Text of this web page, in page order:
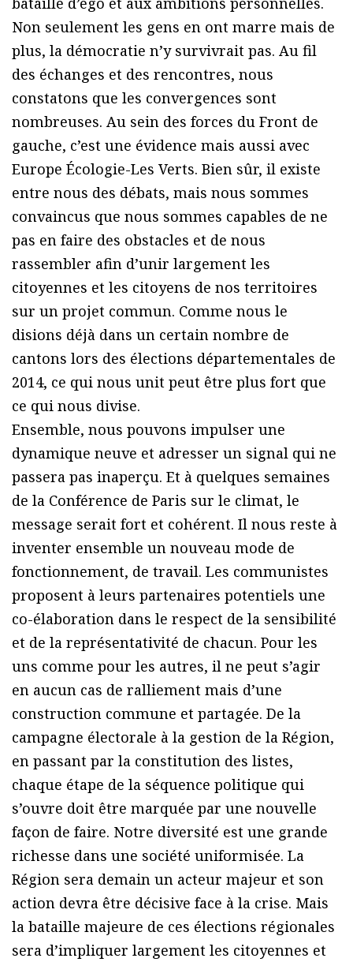
Non seulement les gens en ont marre mais de
plus, la démocratie n’y survivrait pas. Au fil
des échanges et des rencontres, nous
constatons que les convergences sont
nombreuses. Au sein des forces du Front de
gauche, c’est une évidence mais aussi avec
Europe Écologie-Les Verts. Bien sûr, il existe
entre nous des débats, mais nous sommes
convaincus que nous sommes capables de ne
pas en faire des obstacles et de nous
rassembler afin d’unir largement les
citoyennes et les citoyens de nos territoires
sur un projet commun. Comme nous le
disions déjà dans un certain nombre de
cantons lors des élections départementales de
2014, ce qui nous unit peut être plus fort que
ce qui nous divise.
Ensemble, nous pouvons impulser une
dynamique neuve et adresser un signal qui ne
passera pas inaperçu. Et à quelques semaines
de la Conférence de Paris sur le climat, le
message serait fort et cohérent. Il nous reste à
inventer ensemble un nouveau mode de
fonctionnement, de travail. Les communistes
proposent à leurs partenaires potentiels une
co-élaboration dans le respect de la sensibilité
et de la représentativité de chacun. Pour les
uns comme pour les autres, il ne peut s’agir
en aucun cas de ralliement mais d’une
construction commune et partagée. De la
campagne électorale à la gestion de la Région,
en passant par la constitution des listes,
chaque étape de la séquence politique qui
s’ouvre doit être marquée par une nouvelle
façon de faire. Notre diversité est une grande
richesse dans une société uniformisée. La
Région sera demain un acteur majeur et son
action devra être décisive face à la crise. Mais
la bataille majeure de ces élections régionales
sera d’impliquer largement les citoyennes et